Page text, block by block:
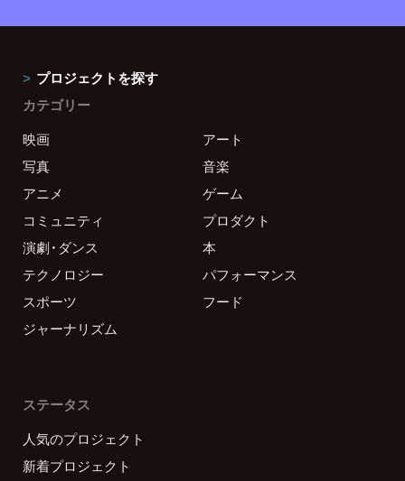
プロジェクトを探す
カテゴリー
映画
アート
写真
音楽
アニメ
ゲーム
コミュニティ
プロダクト
演劇・ダンス
本
テクノロジー
パフォーマンス
スポーツ
フード
ジャーナリズム
ステータス
人気のプロジェクト
新着プロジェクト